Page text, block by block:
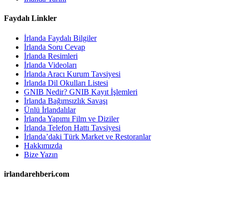
Faydalı Linkler
İrlanda Faydalı Bilgiler
İrlanda Soru Cevap
İrlanda Resimleri
İrlanda Videoları
İrlanda Aracı Kurum Tavsiyesi
İrlanda Dil Okulları Listesi
GNIB Nedir? GNIB Kayıt İşlemleri
İrlanda Bağımsızlık Savaşı
Ünlü İrlandalılar
İrlanda Yapımı Film ve Diziler
İrlanda Telefon Hattı Tavsiyesi
İrlanda’daki Türk Market ve Restoranlar
Hakkımızda
Bize Yazın
irlandarehberi.com